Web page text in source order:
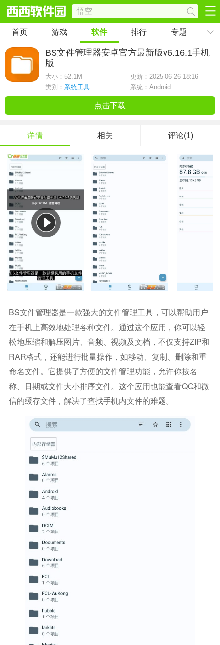
首页 游戏 软件 排行 专题
BS文件管理器安卓官方最新版v6.16.1手机
版
大小： 52.1M
更新：2025-06-26 18:16
类别： 系统工具 系统：Android
点击下载
详情 相关 评论(1)
BS文件管理器是一款强大的文件管理工具，可以帮助用户
在手机上高效地处理各种文件。通过这个应用，你可以轻
松地压缩和解压图片、音频、视频及文档，不仅支持ZIP和
RAR格式，还能进行批量操作，如移动、复制、删除和重
命名文件。它提供了方便的文件管理功能，允许你按名
称、日期或文件大小排序文件。这个应用也能查看QQ和微
信的缓存文件，解决了查找手机内文件的难题。